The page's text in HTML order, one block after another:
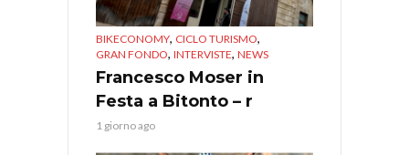
BIKECONOMY, CICLO TURISMO,
GRAN FONDO, INTERVISTE, NEWS
Francesco Moser in
Festa a Bitonto – r
1 giorno ago